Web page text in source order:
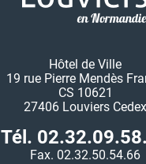
Hôtel de Ville
19 rue Pierre Mendès
CS 10621
27406 Louviers Cedex
Tél.
Fax. 02.32.50.54.66